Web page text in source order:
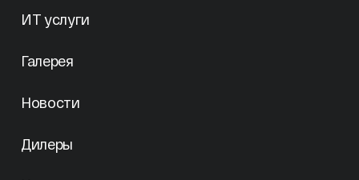
ИТ услуги
Галерея
Новости
Дилеры